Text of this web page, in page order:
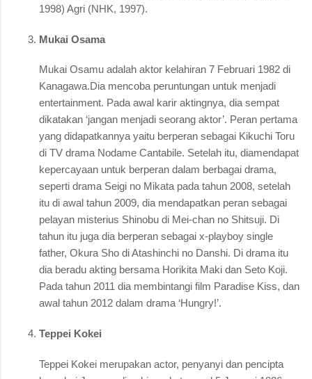
1998) Agri (NHK, 1997).
Mukai Osama
Mukai Osamu adalah aktor kelahiran 7 Februari 1982 di
Kanagawa.Dia mencoba peruntungan untuk menjadi
entertainment. Pada awal karir aktingnya, dia sempat
dikatakan ‘jangan menjadi seorang aktor’. Peran pertama
yang didapatkannya yaitu berperan sebagai Kikuchi Toru
di TV drama Nodame Cantabile. Setelah itu, diamendapat
kepercayaan untuk berperan dalam berbagai drama,
seperti drama Seigi no Mikata pada tahun 2008, setelah
itu di awal tahun 2009, dia mendapatkan peran sebagai
pelayan misterius Shinobu di Mei-chan no Shitsuji. Di
tahun itu juga dia berperan sebagai x-playboy single
father, Okura Sho di Atashinchi no Danshi. Di drama itu
dia beradu akting bersama Horikita Maki dan Seto Koji.
Pada tahun 2011 dia membintangi film Paradise Kiss, dan
awal tahun 2012 dalam drama ‘Hungry!’.
Teppei Kokei
Teppei Kokei merupakan actor, penyanyi dan pencipta